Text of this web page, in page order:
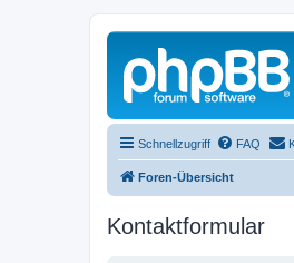
Schnellzugriff FAQ
Foren-Übersicht
Kontaktformular